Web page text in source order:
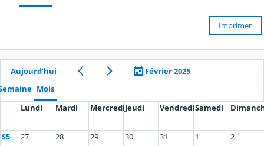
Imprimer
Aujourd’hui
Février 2025
Mois
Lundi
Mardi MercrediJeudi VendrediSamedi
S5 27 28 29 30 31 1 2